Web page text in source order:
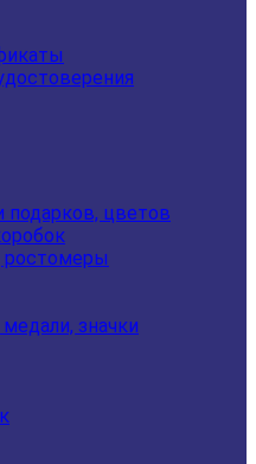
подарков, цветов
ростомеры
значки